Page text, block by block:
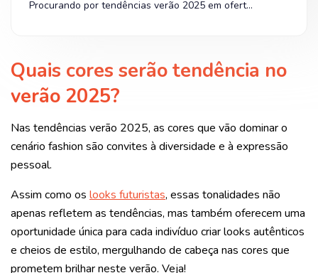
Procurando por tendências verão 2025 em oferta? Olha na Shopee!
Quais cores serão tendência no
verão 2025?
Nas tendências verão 2025, as cores que vão dominar o
cenário fashion são convites à diversidade e à expressão
pessoal.
Assim como os looks futuristas, essas tonalidades não
apenas refletem as tendências, mas também oferecem uma
oportunidade única para cada indivíduo criar looks autênticos
e cheios de estilo, mergulhando de cabeça nas cores que
prometem brilhar neste verão. Veja!